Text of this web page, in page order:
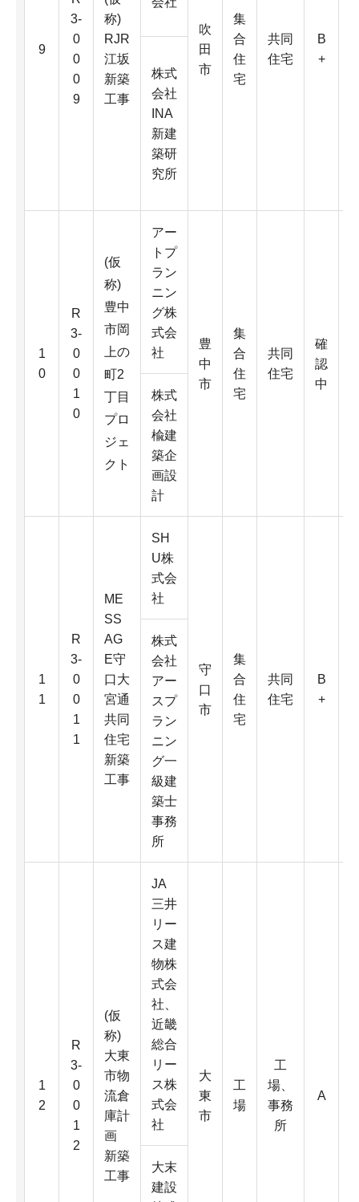
9
3-
0
0
0
9
称)
RJR
江坂
新築
工事
吹
田
市
集
合
住
宅
共同
住宅
B
+
株式
会社
INA
新建
築研
究所
1
0
R
3-
0
0
1
0
(仮
称)
豊中
市岡
上の
町2
丁目
プロ
ジェ
クト
アー
トプ
ラン
ニン
グ株
式会
社
豊
中
市
集
合
住
宅
共同
住宅
確
認
中
株式
会社
楡建
築企
画設
計
1
1
R
3-
0
0
1
1
ME
SS
AG
E守
口大
宮通
共同
住宅
新築
工事
SH
U株
式会
社
守
口
市
集
合
住
宅
共同
住宅
B
+
株式
会社
アー
スプ
ラン
ニン
グ一
級建
築士
事務
所
1
2
R
3-
0
0
1
2
(仮
称)
大東
市物
流倉
庫計
画
新築
工事
JA
三井
リー
ス建
物株
式会
社、
近畿
総合
リー
ス株
式会
社
大
東
市
工
場
工
場、
事務
所
A
大末
建設